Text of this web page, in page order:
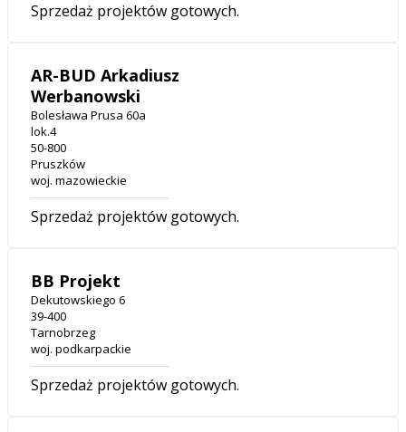
Sprzedaż projektów gotowych.
AR-BUD Arkadiusz
Werbanowski
Bolesława Prusa 60a
lok.4
50-800
Pruszków
woj. mazowieckie
Sprzedaż projektów gotowych.
BB Projekt
Dekutowskiego 6
39-400
Tarnobrzeg
woj. podkarpackie
Sprzedaż projektów gotowych.